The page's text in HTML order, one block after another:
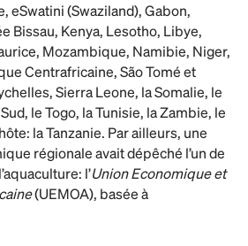
eSwatini (Swaziland), Gabon,
Bissau, Kenya, Lesotho, Libye,
Mozambique, Namibie, Niger,
Centrafricaine, São Tomé et
Sierra Leone, la Somalie, le
le Togo, la Tunisie, la Zambie, le
la Tanzanie. Par ailleurs, une
régionale avait dépêché l’un de
l’Union Economique et
(UEMOA), basée à